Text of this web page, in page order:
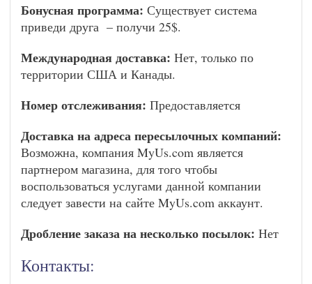
Бонусная программа: Существует система
приведи друга – получи 25$.
Международная доставка: Нет, только по
территории США и Канады.
Номер отслеживания: Предоставляется
Доставка на адреса пересылочных компаний:
Возможна, компания MyUs.com является
партнером магазина, для того чтобы
воспользоваться услугами данной компании
следует завести на сайте MyUs.com аккаунт.
Дробление заказа на несколько посылок: Нет
Контакты: